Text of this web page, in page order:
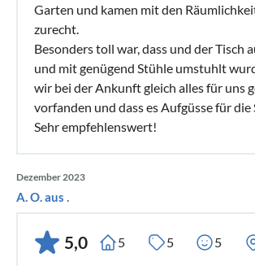
Garten und kamen mit den
zurecht.
Besonders toll war, dass und der Tisch
und mit genügend Stühle umstuhlt
wir bei der Ankunft gleich alles für uns
vorfanden und dass es Aufgüsse für die
Sehr empfehlenswert!
Dezember 2023
A. O. aus .
5,0 5 5 5